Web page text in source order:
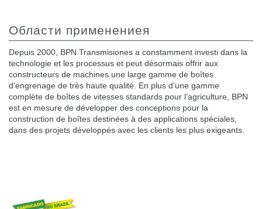
Области применениея
Depuis 2000, BPN Transmisiones a constamment investi dans la
technologie et les processus et peut désormais offrir aux
constructeurs de machines une large gamme de boîtes
d’engrenage de très haute qualité. En plus d’une gamme
complète de boîtes de vitesses standards pour l’agriculture, BPN
est en mesure de développer des conceptions pour la
construction de boîtes destinées à des applications spéciales,
dans des projets développés avec les clients les plus exigeants.